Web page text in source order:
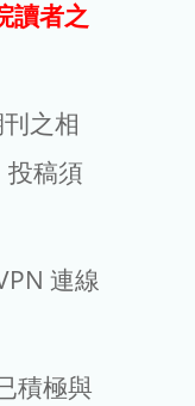
讀者之
之相
投稿須
連線
積極與